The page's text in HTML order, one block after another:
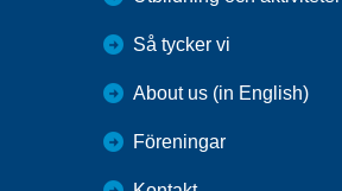
Så tycker vi
About us (in English)
Föreningar